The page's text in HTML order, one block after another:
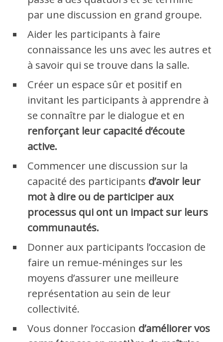
par une discussion en grand groupe.
Aider les participants à faire
connaissance les uns avec les autres et
à savoir qui se trouve dans la salle.
Créer un espace sûr et positif en
invitant les participants à apprendre à
se connaître par le dialogue et en
renforçant leur capacité d’écoute
active.
Commencer une discussion sur la
capacité des participants d’avoir leur
mot à dire ou de participer aux
processus qui ont un impact sur leurs
communautés.
Donner aux participants l’occasion de
faire un remue-méninges sur les
moyens d’assurer une meilleure
représentation au sein de leur
collectivité.
Vous donner l’occasion d’améliorer vos